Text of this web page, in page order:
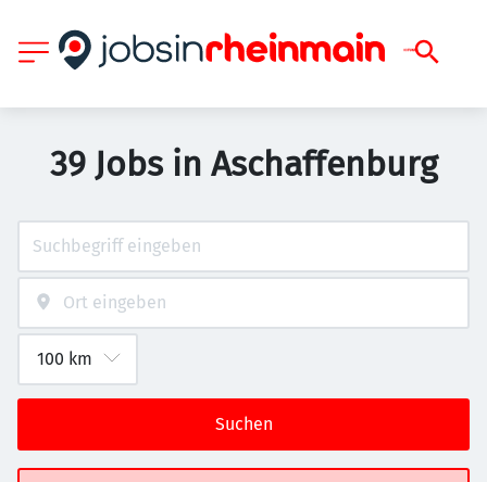
39 Jobs in Aschaffenburg
Suchen